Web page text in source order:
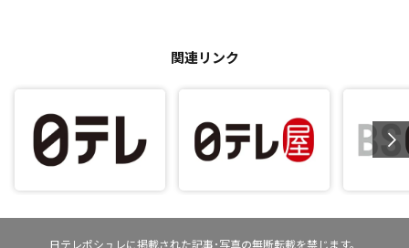
関連リンク
日テレポシュレに掲載された記事･写真の無断転載を禁じます。